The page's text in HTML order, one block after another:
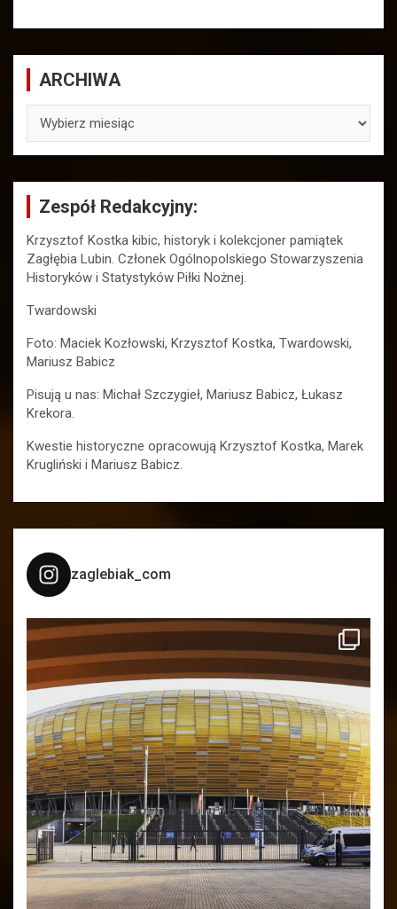
ARCHIWA
Zespół Redakcyjny:
Krzysztof Kostka kibic, historyk i kolekcjoner pamiątek
Zagłębia Lubin. Członek Ogólnopolskiego Stowarzyszenia
Historyków i Statystyków Piłki Nożnej.
Twardowski
Foto: Maciek Kozłowski, Krzysztof Kostka, Twardowski,
Mariusz Babicz
Pisują u nas: Michał Szczygieł, Mariusz Babicz, Łukasz
Krekora.
Kwestie historyczne opracowują Krzysztof Kostka, Marek
Krugliński i Mariusz Babicz.
zaglebiak_com